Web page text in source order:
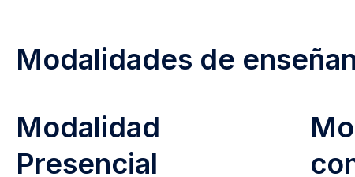
Modalidades de
Modalidad
Presencial